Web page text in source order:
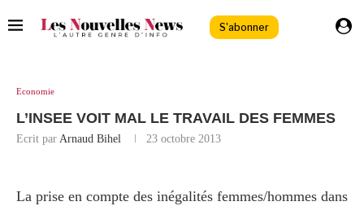
S'abonner
Economie
L’INSEE VOIT MAL LE TRAVAIL DES FEMMES
Ecrit par Arnaud Bihel 23 octobre 2013
La prise en compte des inégalités femmes/hommes dans